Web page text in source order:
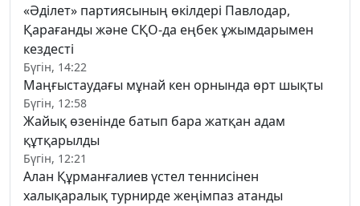
«Әділет» партиясының өкілдері Павлодар,
Қарағанды және СҚО-да еңбек ұжымдарымен
кездесті
Бүгін, 14:22
Маңғыстаудағы мұнай кен орнында өрт шықты
Бүгін, 12:58
Жайық өзенінде батып бара жатқан адам
құтқарылды
Бүгін, 12:21
Алан Құрманғалиев үстел теннисінен
халықаралық турнирде жеңімпаз атанды